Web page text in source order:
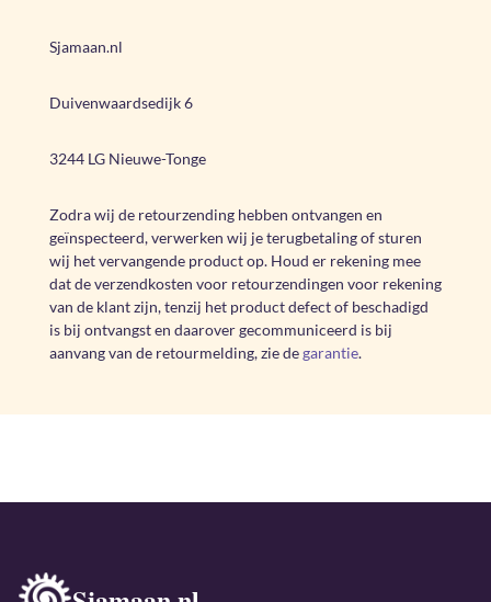
Sjamaan.nl
Duivenwaardsedijk 6
3244 LG Nieuwe-Tonge
Zodra wij de retourzending hebben ontvangen en
geïnspecteerd, verwerken wij je terugbetaling of sturen
wij het vervangende product op. Houd er rekening mee
dat de verzendkosten voor retourzendingen voor rekening
van de klant zijn, tenzij het product defect of beschadigd
is bij ontvangst en daarover gecommuniceerd is bij
aanvang van de retourmelding, zie degarantie.